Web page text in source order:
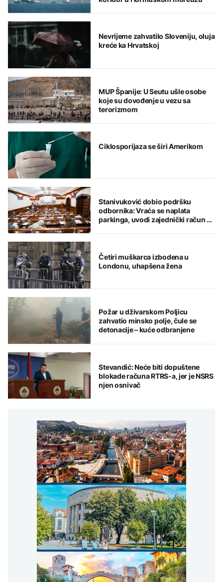
Nevrijeme zahvatilo Sloveniju, oluja
kreće ka Hrvatskoj
MUP Španije: U Seutu ušle osobe
koje su dovođenje u vezu sa
terorizmom
Ciklosporijaza se širi Amerikom
Stanivuković dobio podršku
odbornika: Vraća se naplata
parkinga, uvodi zajednički račun za
Četiri muškarca izbodena u
Londonu, uhapšena žena
Požar u dživarskom Poljicu
zahvatio minsko polje, čule se
detonacije – kuće odbranjene
Stevandić: Neće biti dopuštene
blokade računa RTRS-a, jer je NSRS
njen osnivač